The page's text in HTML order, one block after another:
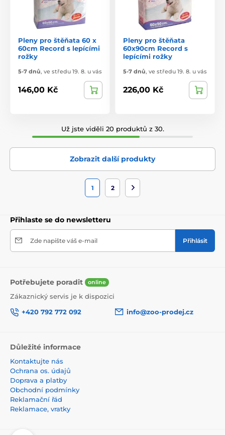
Pleny pro štěňata 60 x
60cm Record s lepícími
rožky
5-7 dnů, ve středu 19. 8. u vás
146,00 Kč
Pleny pro štěňata
60x90cm Record s
lepícími rožky
5-7 dnů, ve středu 19. 8. u vás
226,00 Kč
Už jste viděli 20 produktů z 30.
Zobrazit další produkty
1 2
Přihlaste se do newsletteru
Zde napište váš e-mail Přihlásit
Potřebujete poradit online
Zákaznický servis je k dispozici
+420 792 772 092
info@zoo-prodej.cz
Důležité informace
Kontaktujte nás
Ochrana os. údajů
Doprava a platby
Obchodní podmínky
Reklamační řád
Reklamace, vratky